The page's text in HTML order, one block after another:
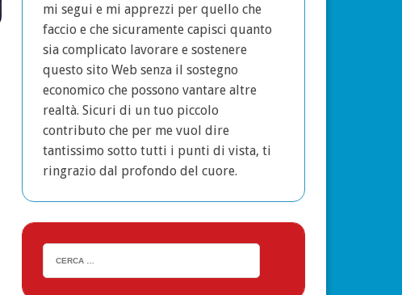
mi segui e mi apprezzi per quello che
faccio e che sicuramente capisci quanto
sia complicato lavorare e sostenere
questo sito Web senza il sostegno
economico che possono vantare altre
realtà. Sicuri di un tuo piccolo
contributo che per me vuol dire
tantissimo sotto tutti i punti di vista, ti
ringrazio dal profondo del cuore.